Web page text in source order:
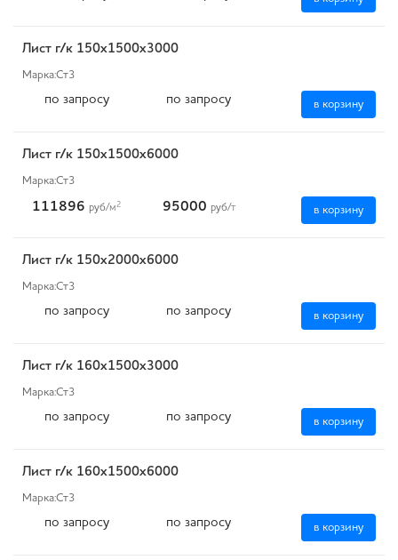
Лист г/к 150х1500х3000
Марка:Ст3
по запросу по запросу в корзину
Лист г/к 150х1500х6000
Марка:Ст3
111896 руб/м2 95000 руб/т в корзину
Лист г/к 150х2000х6000
Марка:Ст3
по запросу по запросу в корзину
Лист г/к 160х1500х3000
Марка:Ст3
по запросу по запросу в корзину
Лист г/к 160х1500х6000
Марка:Ст3
по запросу по запросу в корзину